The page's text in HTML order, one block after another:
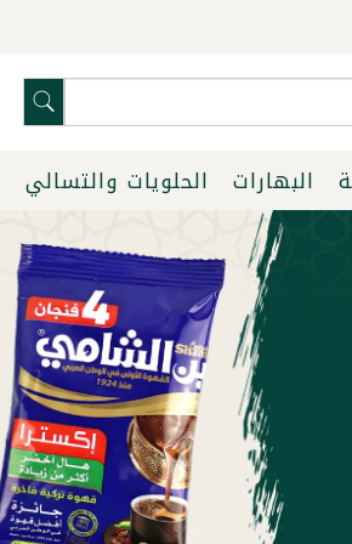
البهارات الحلويات والتسالي